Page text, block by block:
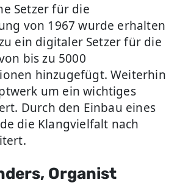
Setzer für die
von 1967 wurde erhalten
ein digitaler Setzer für die
bis zu 5000
hinzugefügt. Weiterhin
um ein wichtiges
Durch den Einbau eines
die Klangvielfalt nach
Organist